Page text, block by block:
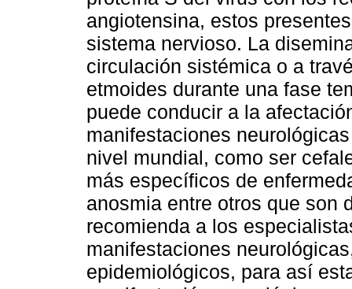
angiotensina, estos
sistema nervioso. La
circulación sistémica o a
etmoides durante una fase
puede conducir a la
manifestaciones
nivel mundial, como ser
más específicos de
anosmia entre otros que son
recomienda a los
manifestaciones
epidemiológicos, para así